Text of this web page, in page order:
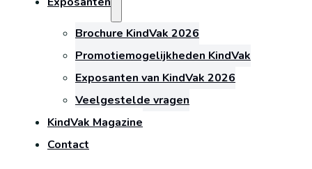
Brochure KindVak 2026
Promotiemogelijkheden KindVak
Exposanten van KindVak 2026
Veelgestelde vragen
KindVak Magazine
Contact